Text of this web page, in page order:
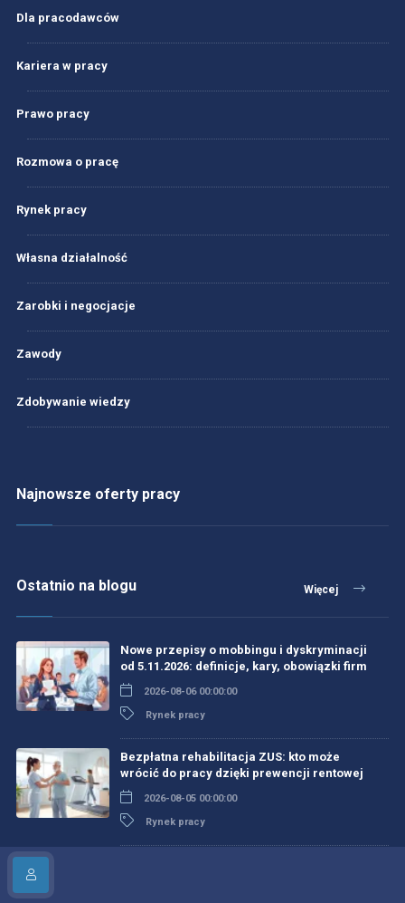
Dla pracodawców
Kariera w pracy
Prawo pracy
Rozmowa o pracę
Rynek pracy
Własna działalność
Zarobki i negocjacje
Zawody
Zdobywanie wiedzy
Najnowsze oferty pracy
Ostatnio na blogu Więcej
Nowe przepisy o mobbingu i dyskryminacji
od 5.11.2026: definicje, kary, obowiązki firm
2026-08-06 00:00:00
Rynek pracy
Bezpłatna rehabilitacja ZUS: kto może
wrócić do pracy dzięki prewencji rentowej
2026-08-05 00:00:00
Rynek pracy